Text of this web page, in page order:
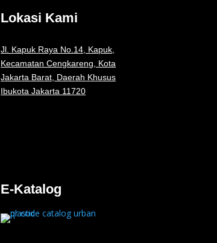
Lokasi Kami
Jl. Kapuk Raya No.14, Kapuk,
Kecamatan Cengkareng, Kota
Jakarta Barat, Daerah Khusus
Ibukota Jakarta 11720
E-Katalog